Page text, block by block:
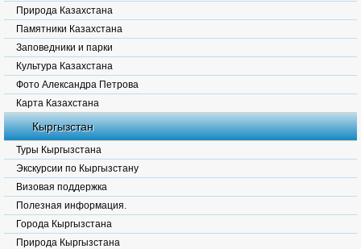
Природа Казахстана
Памятники Казахстана
Заповедники и парки
Культура Казахстана
Фото Александра Петрова
Карта Казахстана
Кыргызстан
Туры Кыргызстана
Экскурсии по Кыргызстану
Визовая поддержка
Полезная информация.
Города Кыргызстана
Природа Кыргызстана